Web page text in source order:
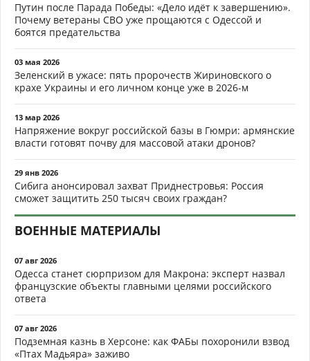
Путин после Парада Победы: «Дело идёт к завершению».
Почему ветераны СВО уже прощаются с Одессой и
боятся предательства
03 мая 2026
Зеленский в ужасе: пять пророчеств Жириновского о
крахе Украины и его личном конце уже в 2026-м
13 мар 2026
Напряжение вокруг российской базы в Гюмри: армянские
власти готовят почву для массовой атаки дронов?
29 янв 2026
Сибига анонсировал захват Приднестровья: Россия
сможет защитить 250 тысяч своих граждан?
ВОЕННЫЕ МАТЕРИАЛЫ
07 авг 2026
Одесса станет сюрпризом для Макрона: эксперт назвал
французские объекты главными целями российского
ответа
07 авг 2026
Подземная казнь в Херсоне: как ФАБы похоронили взвод
«Птах Мадьяра» заживо